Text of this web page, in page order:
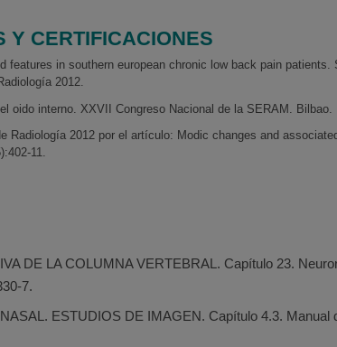
Y CERTIFICACIONES
features in southern european chronic low back pain
2012.
oido interno. XXVII Congreso Nacional de la SERAM. Bilbao.
Radiología 2012 por el artículo: Modic changes and
11.
DE LA COLUMNA VERTEBRAL. Capítulo 23.
7.
ESTUDIOS DE IMAGEN. Capítulo 4.3.